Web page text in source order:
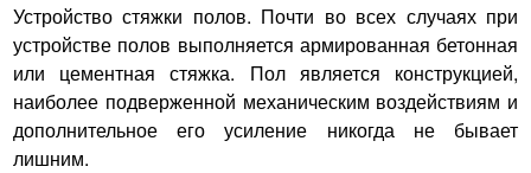
Устройство стяжки полов. Почти во всех случаях при
устройстве полов выполняется армированная бетонная
или цементная стяжка. Пол является конструкцией,
наиболее подверженной механическим воздействиям и
дополнительное его усиление никогда не бывает
лишним.